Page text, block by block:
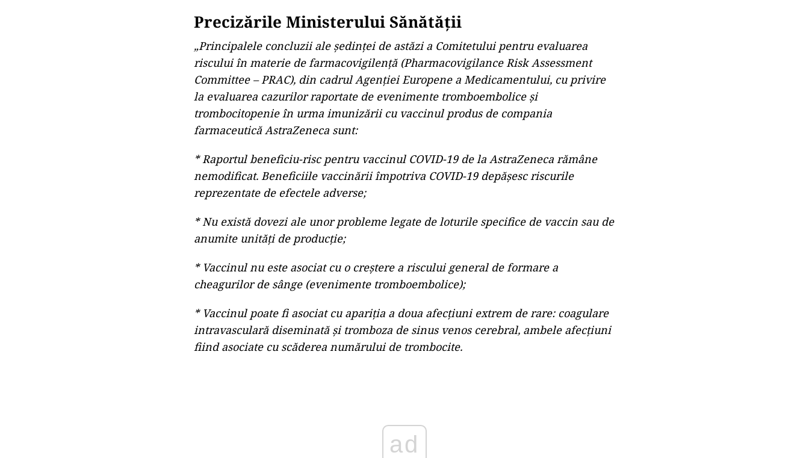
Precizările Ministerului Sănătății
„Principalele concluzii ale ședinței de astăzi a Comitetului pentru evaluarea
riscului în materie de farmacovigilenţă (Pharmacovigilance Risk Assessment
Committee – PRAC), din cadrul Agenției Europene a Medicamentului, cu privire
la evaluarea cazurilor raportate de evenimente tromboembolice și
trombocitopenie în urma imunizării cu vaccinul produs de compania
farmaceutică AstraZeneca sunt:
* Raportul beneficiu-risc pentru vaccinul COVID-19 de la AstraZeneca rămâne
nemodificat. Beneficiile vaccinării împotriva COVID-19 depășesc riscurile
reprezentate de efectele adverse;
* Nu există dovezi ale unor probleme legate de loturile specifice de vaccin sau de
anumite unități de producție;
* Vaccinul nu este asociat cu o creștere a riscului general de formare a
cheagurilor de sânge (evenimente tromboembolice);
* Vaccinul poate fi asociat cu apariția a doua afecțiuni extrem de rare: coagulare
intravasculară diseminată și tromboza de sinus venos cerebral, ambele afecțiuni
fiind asociate cu scăderea numărului de trombocite.
ad